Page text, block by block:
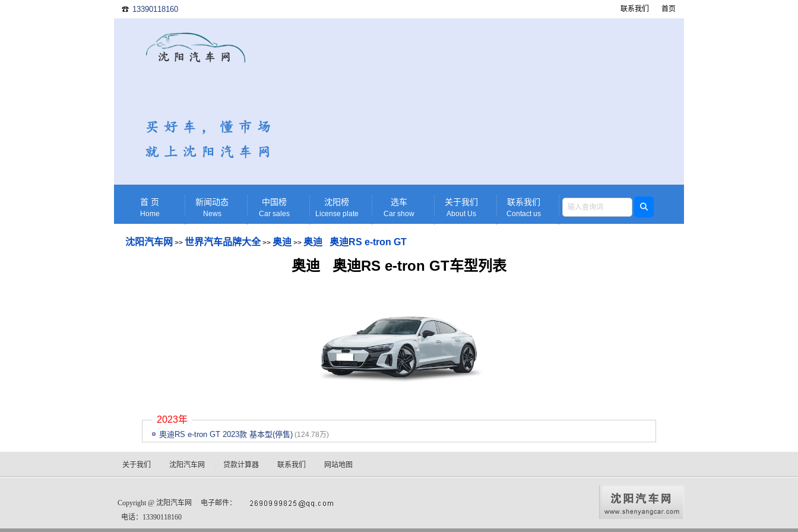
☎ 13390118160 首页
联系我们
首 页
Home
新闻动态
News
中国榜
Car sales
沈阳榜
License plate
选车
Car show
关于我们
About Us
联系我们
Contact us
沈阳汽车网 >>世界汽车品牌大全>>奥迪 >>奥迪 奥迪RS e-tron GT
奥迪 奥迪RS e-tron GT车型列表
2023年
奥迪RS e-tron GT 2023款 基本型(停售) (124.78万)
Copyright @ 沈阳汽车网
电子邮件：
电话：13390118160
关于我们 沈阳汽车网 贷款计算器 联系我们 网站地图